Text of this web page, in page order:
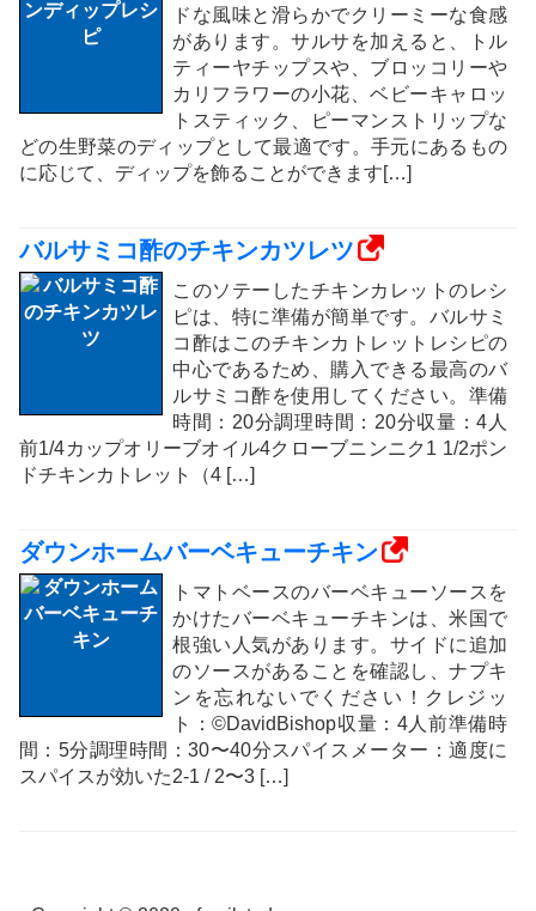
ドな風味と滑らかでクリーミーな食感
があります。サルサを加えると、トル
ティーヤチップスや、ブロッコリーや
カリフラワーの小花、ベビーキャロッ
トスティック、ピーマンストリップな
どの生野菜のディップとして最適です。手元にあるもの
に応じて、ディップを飾ることができます[…]
バルサミコ酢のチキンカツレツ
このソテーしたチキンカレットのレシ
ピは、特に準備が簡単です。バルサミ
コ酢はこのチキンカトレットレシピの
中心であるため、購入できる最高のバ
ルサミコ酢を使用してください。準備
時間：20分調理時間：20分収量：4人
前1/4カップオリーブオイル4クローブニンニク1 1/2ポン
ドチキンカトレット（4 […]
ダウンホームバーベキューチキン
トマトベースのバーベキューソースを
かけたバーベキューチキンは、米国で
根強い人気があります。サイドに追加
のソースがあることを確認し、ナプキ
ンを忘れないでください！クレジッ
ト：©DavidBishop収量：4人前準備時
間：5分調理時間：30〜40分スパイスメーター：適度に
スパイスが効いた2-1 / 2〜3 ​​[…]